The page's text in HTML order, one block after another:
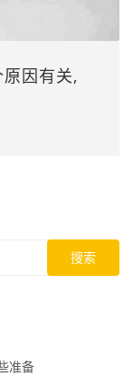
因有关,
准备